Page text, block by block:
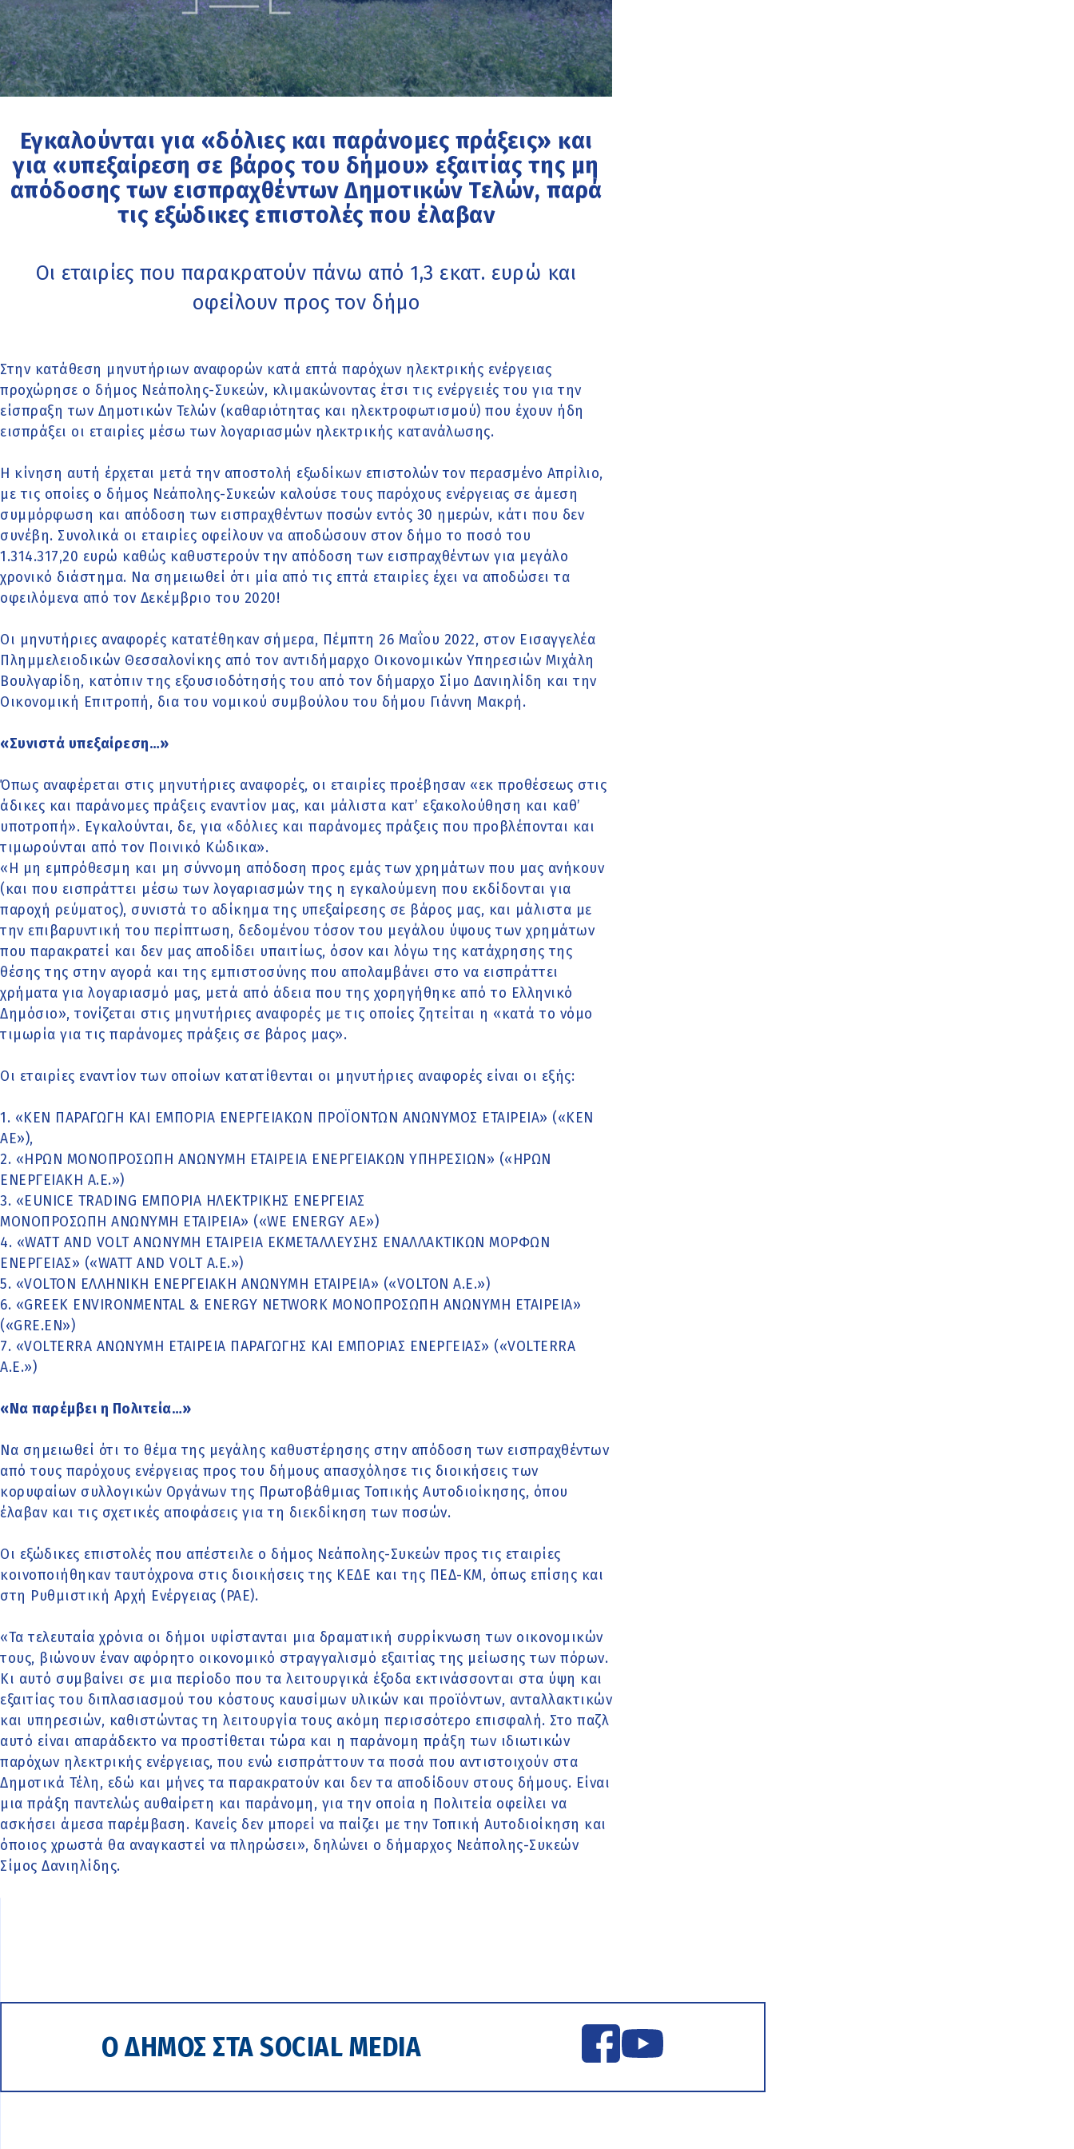
Εγκαλούνται για «δόλιες και παράνομες πράξεις» και
για «υπεξαίρεση σε βάρος του δήμου» εξαιτίας της μη
απόδοσης των εισπραχθέντων Δημοτικών Τελών, παρά
τις εξώδικες επιστολές που έλαβαν
Οι εταιρίες που παρακρατούν πάνω από 1,3 εκατ. ευρώ και
οφείλουν προς τον δήμο
Στην κατάθεση μηνυτήριων αναφορών κατά επτά παρόχων ηλεκτρικής ενέργειας
προχώρησε ο δήμος Νεάπολης-Συκεών, κλιμακώνοντας έτσι τις ενέργειές του για την
είσπραξη των Δημοτικών Τελών (καθαριότητας και ηλεκτροφωτισμού) που έχουν ήδη
εισπράξει οι εταιρίες μέσω των λογαριασμών ηλεκτρικής κατανάλωσης.
Η κίνηση αυτή έρχεται μετά την αποστολή εξωδίκων επιστολών τον περασμένο Απρίλιο,
με τις οποίες ο δήμος Νεάπολης-Συκεών καλούσε τους παρόχους ενέργειας σε άμεση
συμμόρφωση και απόδοση των εισπραχθέντων ποσών εντός 30 ημερών, κάτι που δεν
συνέβη. Συνολικά οι εταιρίες οφείλουν να αποδώσουν στον δήμο το ποσό του
1.314.317,20 ευρώ καθώς καθυστερούν την απόδοση των εισπραχθέντων για μεγάλο
χρονικό διάστημα. Να σημειωθεί ότι μία από τις επτά εταιρίες έχει να αποδώσει τα
οφειλόμενα από τον Δεκέμβριο του 2020!
Οι μηνυτήριες αναφορές κατατέθηκαν σήμερα, Πέμπτη 26 Μαΐου 2022, στον Εισαγγελέα
Πλημμελειοδικών Θεσσαλονίκης από τον αντιδήμαρχο Οικονομικών Υπηρεσιών Μιχάλη
Βουλγαρίδη, κατόπιν της εξουσιοδότησής του από τον δήμαρχο Σίμο Δανιηλίδη και την
Οικονομική Επιτροπή, δια του νομικού συμβούλου του δήμου Γιάννη Μακρή.
«Συνιστά υπεξαίρεση…»
Όπως αναφέρεται στις μηνυτήριες αναφορές, οι εταιρίες προέβησαν «εκ προθέσεως στις
άδικες και παράνομες πράξεις εναντίον μας, και μάλιστα κατ’ εξακολούθηση και καθ’
υποτροπή». Εγκαλούνται, δε, για «δόλιες και παράνομες πράξεις που προβλέπονται και
τιμωρούνται από τον Ποινικό Κώδικα».
«Η μη εμπρόθεσμη και μη σύννομη απόδοση προς εμάς των χρημάτων που μας ανήκουν
(και που εισπράττει μέσω των λογαριασμών της η εγκαλούμενη που εκδίδονται για
παροχή ρεύματος), συνιστά το αδίκημα της υπεξαίρεσης σε βάρος μας, και μάλιστα με
την επιβαρυντική του περίπτωση, δεδομένου τόσον του μεγάλου ύψους των χρημάτων
που παρακρατεί και δεν μας αποδίδει υπαιτίως, όσον και λόγω της κατάχρησης της
θέσης της στην αγορά και της εμπιστοσύνης που απολαμβάνει στο να εισπράττει
χρήματα για λογαριασμό μας, μετά από άδεια που της χορηγήθηκε από το Ελληνικό
Δημόσιο», τονίζεται στις μηνυτήριες αναφορές με τις οποίες ζητείται η «κατά το νόμο
τιμωρία για τις παράνομες πράξεις σε βάρος μας».
Οι εταιρίες εναντίον των οποίων κατατίθενται οι μηνυτήριες αναφορές είναι οι εξής:
1. «ΚΕΝ ΠΑΡΑΓΩΓΗ ΚΑΙ ΕΜΠΟΡΙΑ ΕΝΕΡΓΕΙΑΚΩΝ ΠΡΟΪΟΝΤΩΝ ΑΝΩΝΥΜΟΣ ΕΤΑΙΡΕΙΑ» («ΚΕΝ
ΑΕ»),
2. «ΗΡΩΝ ΜΟΝΟΠΡΟΣΩΠΗ ΑΝΩΝΥΜΗ ΕΤΑΙΡΕΙΑ ΕΝΕΡΓΕΙΑΚΩΝ ΥΠΗΡΕΣΙΩΝ» («ΗΡΩΝ
ΕΝΕΡΓΕΙΑΚΗ Α.Ε.»)
3. «EUNICE TRADING ΕΜΠΟΡΙΑ ΗΛΕΚΤΡΙΚΗΣ ΕΝΕΡΓΕΙΑΣ
ΜΟΝΟΠΡΟΣΩΠΗ ΑΝΩΝΥΜΗ ΕΤΑΙΡΕΙΑ» («WE ENERGY ΑΕ»)
4. «WATT AND VOLT ΑΝΩΝΥΜΗ ΕΤΑΙΡΕΙΑ ΕΚΜΕΤΑΛΛΕΥΣΗΣ ΕΝΑΛΛΑΚΤΙΚΩΝ ΜΟΡΦΩΝ
ΕΝΕΡΓΕΙΑΣ» («WATT AND VOLT Α.Ε.»)
5. «VOLTON ΕΛΛΗΝΙΚΗ ΕΝΕΡΓΕΙΑΚΗ ΑΝΩΝΥΜΗ ΕΤΑΙΡΕΙΑ» («VOLTON Α.Ε.»)
6. «GREEK ENVIRONMENTAL & ENERGY NETWORK ΜΟΝΟΠΡΟΣΩΠΗ ΑΝΩΝΥΜΗ ΕΤΑΙΡΕΙΑ»
(«GRE.EN»)
7. «VOLTERRA ΑΝΩΝΥΜΗ ΕΤΑΙΡΕΙΑ ΠΑΡΑΓΩΓΗΣ ΚΑΙ ΕΜΠΟΡΙΑΣ ΕΝΕΡΓΕΙΑΣ» («VOLTERRA
Α.Ε.»)
«Να παρέμβει η Πολιτεία…»
Να σημειωθεί ότι το θέμα της μεγάλης καθυστέρησης στην απόδοση των εισπραχθέντων
από τους παρόχους ενέργειας προς του δήμους απασχόλησε τις διοικήσεις των
κορυφαίων συλλογικών Οργάνων της Πρωτοβάθμιας Τοπικής Αυτοδιοίκησης, όπου
έλαβαν και τις σχετικές αποφάσεις για τη διεκδίκηση των ποσών.
Οι εξώδικες επιστολές που απέστειλε ο δήμος Νεάπολης-Συκεών προς τις εταιρίες
κοινοποιήθηκαν ταυτόχρονα στις διοικήσεις της ΚΕΔΕ και της ΠΕΔ-ΚΜ, όπως επίσης και
στη Ρυθμιστική Αρχή Ενέργειας (ΡΑΕ).
«Τα τελευταία χρόνια οι δήμοι υφίστανται μια δραματική συρρίκνωση των οικονομικών
τους, βιώνουν έναν αφόρητο οικονομικό στραγγαλισμό εξαιτίας της μείωσης των πόρων.
Κι αυτό συμβαίνει σε μια περίοδο που τα λειτουργικά έξοδα εκτινάσσονται στα ύψη και
εξαιτίας του διπλασιασμού του κόστους καυσίμων υλικών και προϊόντων, ανταλλακτικών
και υπηρεσιών, καθιστώντας τη λειτουργία τους ακόμη περισσότερο επισφαλή. Στο παζλ
αυτό είναι απαράδεκτο να προστίθεται τώρα και η παράνομη πράξη των ιδιωτικών
παρόχων ηλεκτρικής ενέργειας, που ενώ εισπράττουν τα ποσά που αντιστοιχούν στα
Δημοτικά Τέλη, εδώ και μήνες τα παρακρατούν και δεν τα αποδίδουν στους δήμους. Είναι
μια πράξη παντελώς αυθαίρετη και παράνομη, για την οποία η Πολιτεία οφείλει να
ασκήσει άμεσα παρέμβαση. Κανείς δεν μπορεί να παίζει με την Τοπική Αυτοδιοίκηση και
όποιος χρωστά θα αναγκαστεί να πληρώσει», δηλώνει ο δήμαρχος Νεάπολης-Συκεών
Σίμος Δανιηλίδης.
Ο ΔΗΜΟΣ ΣΤΑ SOCIAL MEDIA